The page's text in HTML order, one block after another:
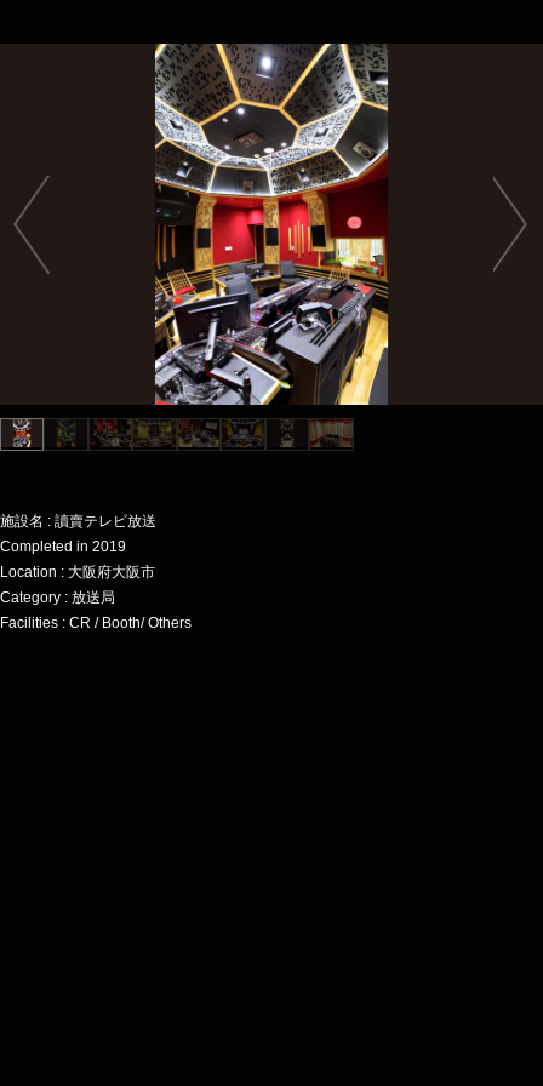
施設名 : 讀賣テレビ放送
Completed in 2019
Location : 大阪府大阪市
Category : 放送局
Facilities : CR / Booth/ Others